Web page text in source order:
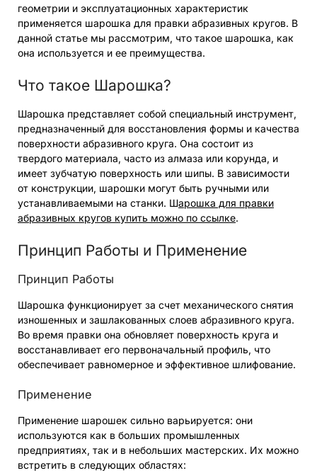
геометрии и эксплуатационных характеристик
применяется шарошка для правки абразивных кругов. В
данной статье мы рассмотрим, что такое шарошка, как
она используется и ее преимущества.
Что такое Шарошка?
Шарошка представляет собой специальный инструмент,
предназначенный для восстановления формы и качества
поверхности абразивного круга. Она состоит из
твердого материала, часто из алмаза или корунда, и
имеет зубчатую поверхность или шипы. В зависимости
от конструкции, шарошки могут быть ручными или
устанавливаемыми на станки. Шарошка для правки
абразивных кругов купить можно по ссылке.
Принцип Работы и Применение
Принцип Работы
Шарошка функционирует за счет механического снятия
изношенных и зашлакованных слоев абразивного круга.
Во время правки она обновляет поверхность круга и
восстанавливает его первоначальный профиль, что
обеспечивает равномерное и эффективное шлифование.
Применение
Применение шарошек сильно варьируется: они
используются как в больших промышленных
предприятиях, так и в небольших мастерских. Их можно
встретить в следующих областях: